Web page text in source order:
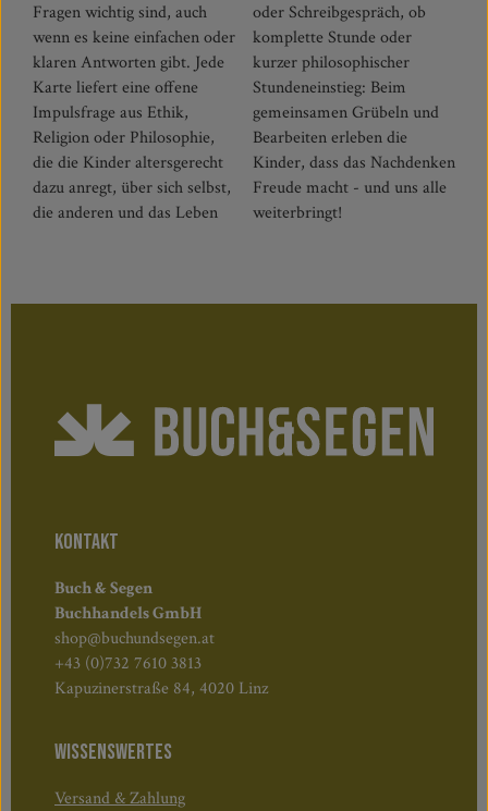
Fragen wichtig sind, auch
wenn es keine einfachen oder
klaren Antworten gibt. Jede
Karte liefert eine offene
Impulsfrage aus Ethik,
Religion oder Philosophie,
die die Kinder altersgerecht
dazu anregt, über sich selbst,
die anderen und das Leben
oder Schreibgespräch, ob
komplette Stunde oder
kurzer philosophischer
Stundeneinstieg: Beim
gemeinsamen Grübeln und
Bearbeiten erleben die
Kinder, dass das Nachdenken
Freude macht - und uns alle
weiterbringt!
KONTAKT
Buch & Segen
Buchhandels GmbH
shop@buchundsegen.at
+43 (0)732 7610 3813
Kapuzinerstraße 84, 4020 Linz
WISSENSWERTES
Versand & Zahlung